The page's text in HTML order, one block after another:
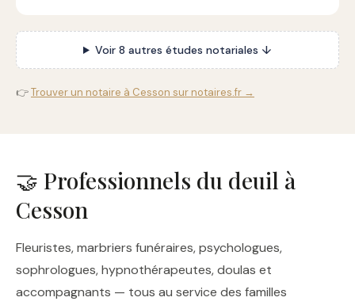
Voir 8 autres études notariales ↓
👉Trouver un notaire à Cesson sur notaires.fr →
🤝 Professionnels du deuil à
Cesson
Fleuristes, marbriers funéraires, psychologues,
sophrologues, hypnothérapeutes, doulas et
accompagnants — tous au service des familles